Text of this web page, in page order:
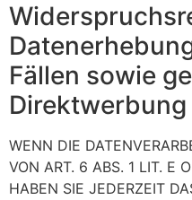
Fällen sowie
Direktwerbung
WENN DIE
VON ART. 6 ABS. 1 LIT. E
HABEN SIE JEDERZEIT